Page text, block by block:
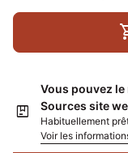
package
Vous pouvez
Sources site
Habituellement
Voir les